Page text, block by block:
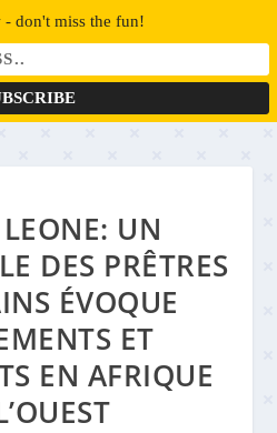
UN
DES PRÊTRES
ÉVOQUE
ET
EN AFRIQUE
- don't miss the fun!